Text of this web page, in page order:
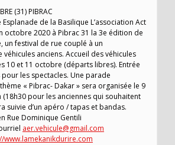
(31) PIBRAC
Esplanade de la Basilique L’association Act
octobre 2020 à Pibrac 31 la 3e édition de
un festival de rue couplé à un
anciens. Accueil des véhicules
10 et 11 octobre (départs libres). Entrée
les spectacles. Une parade
« Pibrac- Dakar » sera organisée le 9
pour les anciennes qui souhaitent
suivie d’un apéro / tapas et bandas.
Rue Dominique Gentili
aer.vehicule@gmail.com
www.lamekanikdurire.com